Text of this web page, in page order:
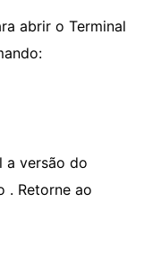
abrir o Terminal
a versão do
. Retorne ao